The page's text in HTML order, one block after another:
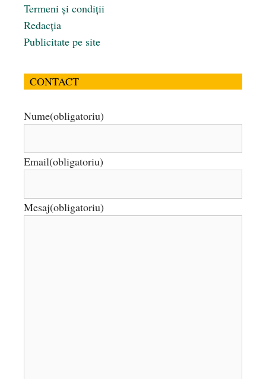
Termeni și condiții
Redacția
Publicitate pe site
CONTACT
Nume(obligatoriu)
Email(obligatoriu)
Mesaj(obligatoriu)